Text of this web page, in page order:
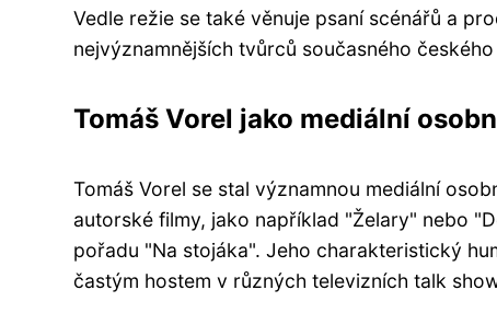
Vedle režie se také věnuje psaní scénářů a
nejvýznamnějších tvůrců současného
Tomáš Vorel jako mediální
Tomáš Vorel se stal významnou mediální
autorské filmy, jako například "Želary" nebo
pořadu "Na stojáka". Jeho charakteristický
častým hostem v různých televizních talk